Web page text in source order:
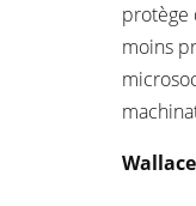
protège
moins